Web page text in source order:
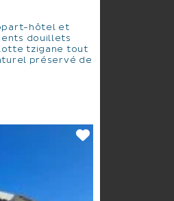
hôtel et
douillets
tzigane tout
préservé de